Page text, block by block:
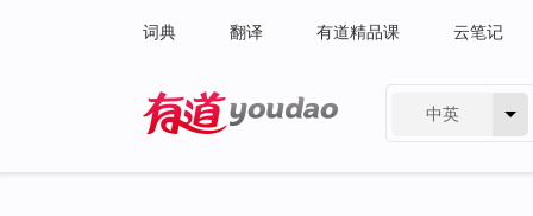
词典 翻译 有道精品课 云笔记
中英